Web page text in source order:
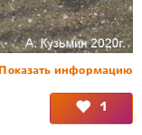
Показать информацию
1